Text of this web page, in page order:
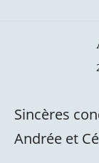
Sincères
Andrée et